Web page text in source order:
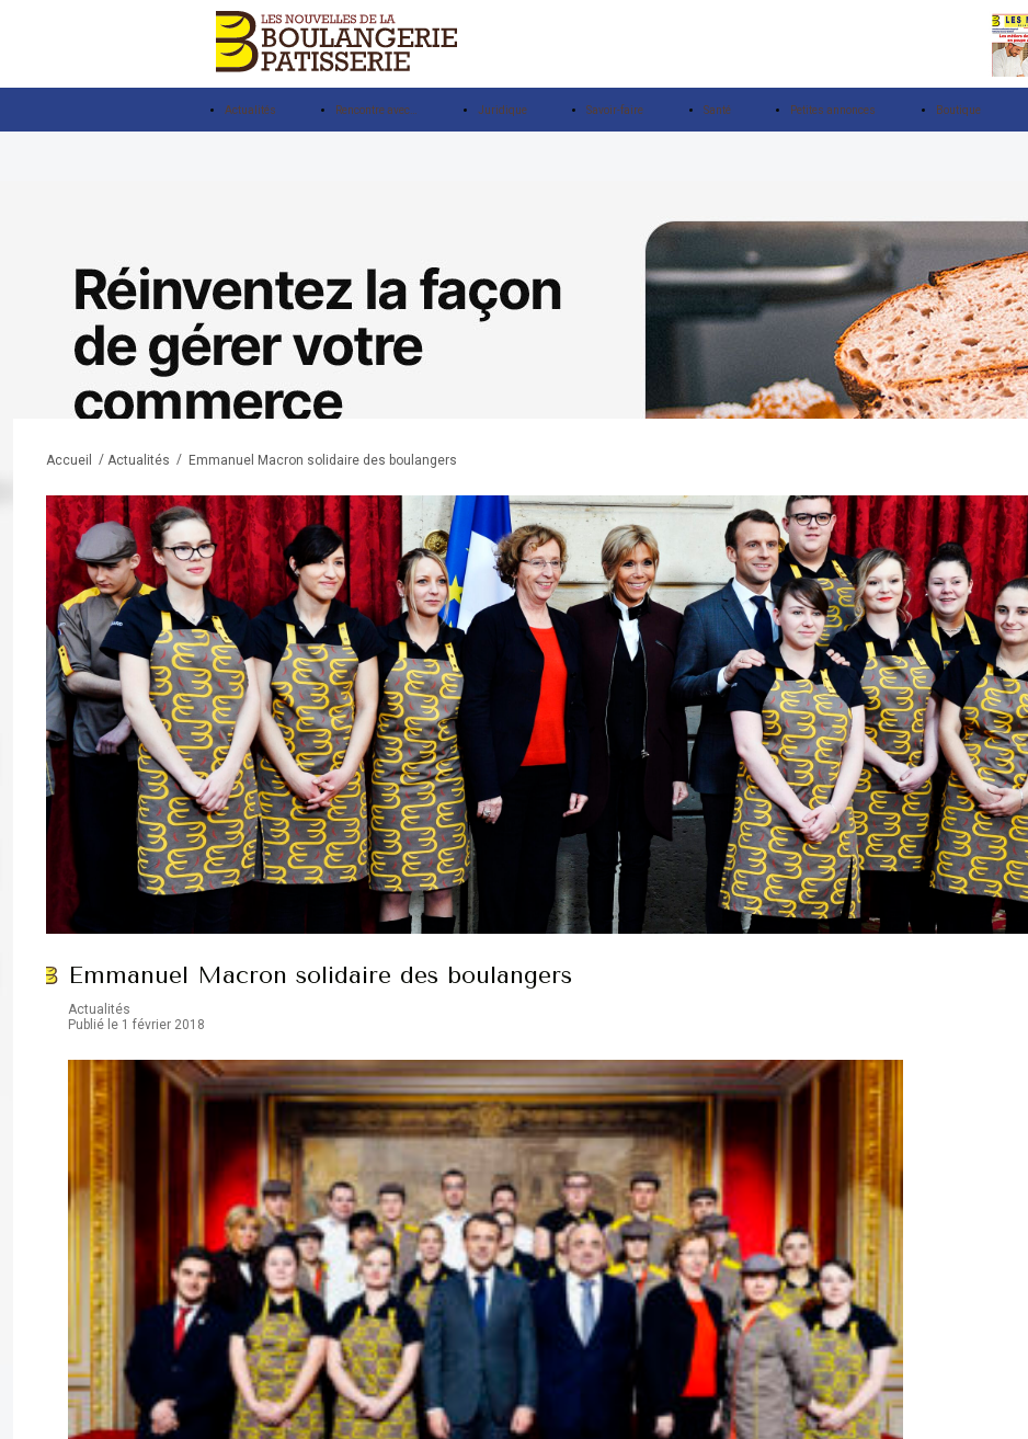
Actualités Rencontre avec… Juridique Savoir-faire Santé Petites annonces Boutique
Accueil / Actualités / Emmanuel Macron solidaire des boulangers
Emmanuel Macron solidaire des boulangers
Actualités
Publié le 1 février 2018